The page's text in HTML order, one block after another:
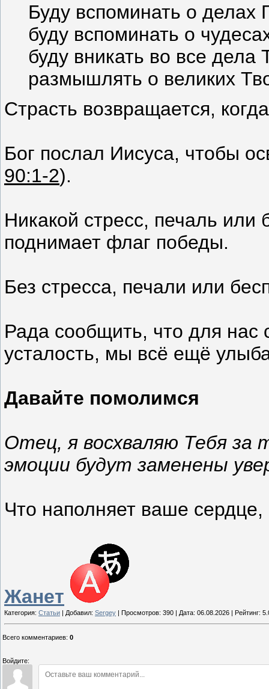
Буду вспоминать о делах
буду вспоминать о
буду вникать во все дела
размышлять о великих
Страсть возвращается,
Бог послал Иисуса, чтобы
90:1-2).
Никакой стресс, печаль
поднимает флаг победы.
Без стресса, печали или
Рада сообщить, что для нас
усталость, мы всё ещё
Давайте помолимся
Отец, я восхваляю Тебя за
эмоции будут заменены
Что наполняет ваше
Жанет
Категория: Статьи | Добавил: Sergey | Просмотров: 390 | Дата: 06.08.2026 | Рейтинг:
Всего комментариев: 0
Войдите: